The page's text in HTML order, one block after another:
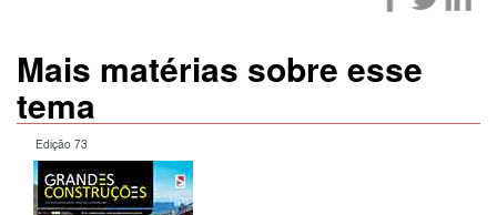
Mais matérias sobre esse
tema
Edição 73